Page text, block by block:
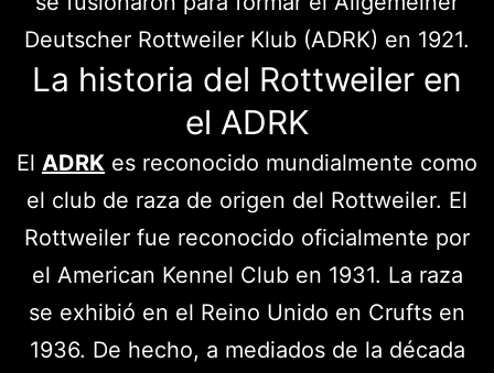
Deutscher Rottweiler Klub (ADRK) en 1921.
La historia del Rottweiler en
el ADRK
El ADRK es reconocido mundialmente como
el club de raza de origen del Rottweiler. El
Rottweiler fue reconocido oficialmente por
el American Kennel Club en 1931. La raza
se exhibió en el Reino Unido en Crufts en
1936. De hecho, a mediados de la década